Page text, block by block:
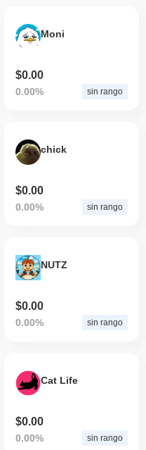
Moni
$0.00
0.00% sin rango
chick
$0.00
0.00% sin rango
NUTZ
$0.00
0.00% sin rango
Cat Life
$0.00
0.00% sin rango